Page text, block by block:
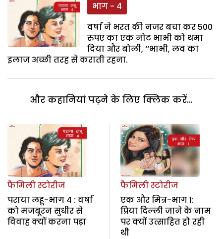
भाग - 4
वर्षा ने भरत की नजर बचा कर 500
रुपए का एक नोट भाभी को थमा
दिया और बोली, ‘‘भाभी, लव का
इलाज अच्छी तरह से कराती रहना.
और कहानियां पढ़ने के लिए क्लिक करें...
फैमिली स्टोरीज
पराया लहू-भाग 4 : वर्षा
को मजबूरन सुधीर से
विवाह क्यों करना पड़ा
फैमिली स्टोरीज
एक और मित्र-भाग 1:
प्रिया दिल्ली जाने के नाम
पर क्यों उत्साहित हो रही
थी